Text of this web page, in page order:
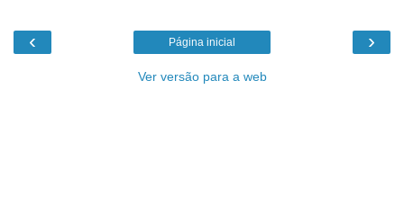
‹ ›
Página inicial
Ver versão para a web